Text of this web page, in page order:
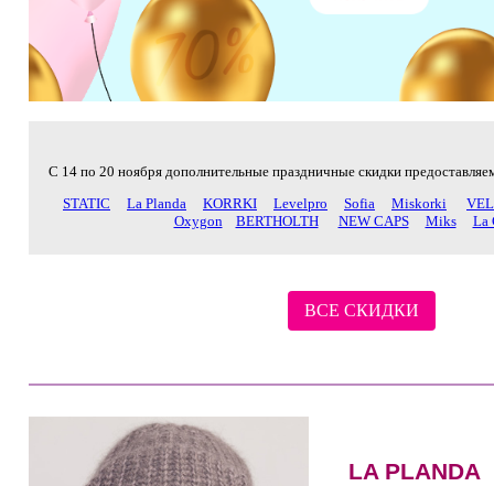
С 14 по 20 ноября дополнительные праздничные скидки
STATIC
La Planda KORRKI Levelpro Sofia Miskorki
Oxygon
BERTHOLTH NEW CAPS Miks La
ВСЕ СКИДКИ
LA PLANDA